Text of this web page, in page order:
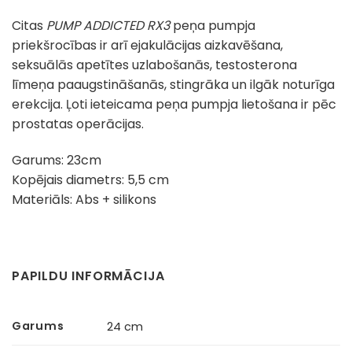
Citas PUMP ADDICTED RX3peņa pumpja
priekšrocības ir arī ejakulācijas aizkavēšana,
seksuālās apetītes uzlabošanās, testosterona
līmeņa paaugstināšanās, stingrāka un ilgāk noturīga
erekcija. Ļoti ieteicama peņa pumpja lietošana ir pēc
prostatas operācijas.
Garums: 23cm
Kopējais diametrs: 5,5 cm
Materiāls: Abs + silikons
PAPILDU INFORMĀCIJA
Garums 24 cm